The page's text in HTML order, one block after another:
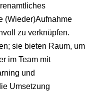
(Wieder)Aufnahme
zu verknüpfen.
sie bieten Raum, um
im Team mit
und
Umsetzung